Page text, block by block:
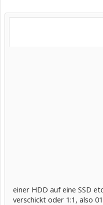
einer HDD auf eine SSD
verschickt oder 1:1, also